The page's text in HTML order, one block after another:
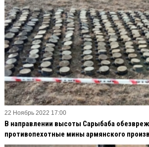
22 Ноябрь 2022 17:00
В направлении высоты Сарыбаба
противопехотные мины армянского